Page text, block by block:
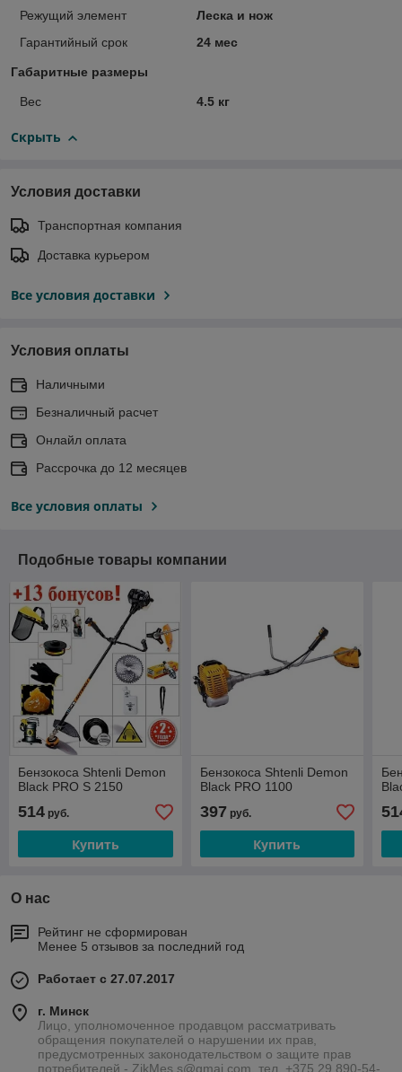
Режущий элемент
Леска и нож
Гарантийный срок
24 мес
Габаритные размеры
Вес 4.5 кг
Скрыть
Условия доставки
Транспортная компания
Доставка курьером
Все условия доставки
Условия оплаты
Наличными
Безналичный расчет
Онлайл оплата
Рассрочка до 12 месяцев
Все условия оплаты
Подобные товары компании
Бензокоса Shtenli Demon
Black PRO S 2150
514 руб.
Купить
Бензокоса Shtenli Demon
Black PRO 1100
397 руб.
Купить
О нас
Рейтинг не сформирован
Менее 5 отзывов за последний год
Работает с 27.07.2017
г. Минск
Лицо, уполномоченное продавцом рассматривать
обращения покупателей о нарушении их прав,
предусмотренных законодательством о защите прав
потребителей - ZikMes.s@gmai.com, тел. +375 29 890-54-